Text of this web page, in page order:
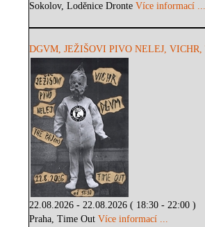
Sokolov, Loděnice DronteVíce informací ...
DGVM, JEŽIŠOVI PIVO NELEJ, VICHR,
22.08.2026 - 22.08.2026 ( 18:30 - 22:00 )
Praha, Time OutVíce informací ...